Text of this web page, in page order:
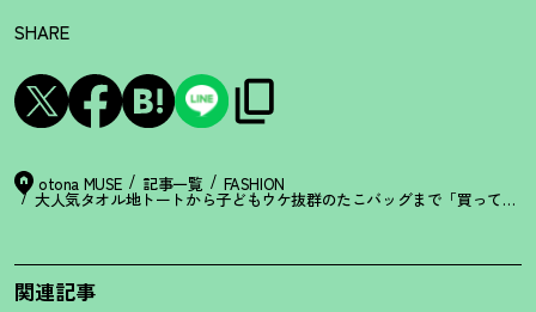
SHARE
otona MUSE 記事一覧 FASHION
大人気タオル地トートから子どもウケ抜群のたこバッグまで「買ってよ
関連記事